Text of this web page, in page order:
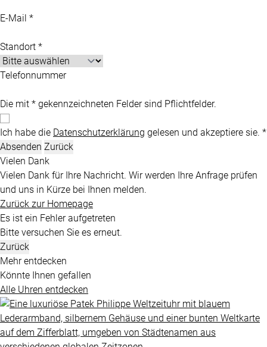
E-Mail *
Standort *
Telefonnummer
Die mit * gekennzeichneten Felder sind Pflichtfelder.
Ich habe die Datenschutzerklärung gelesen und akzeptiere sie. *
Absenden Zurück
Vielen Dank
Vielen Dank für Ihre Nachricht. Wir werden Ihre Anfrage prüfen
und uns in Kürze bei Ihnen melden.
Zurück zur Homepage
Es ist ein Fehler aufgetreten
Bitte versuchen Sie es erneut.
Zurück
Mehr entdecken
Könnte Ihnen gefallen
Alle Uhren entdecken